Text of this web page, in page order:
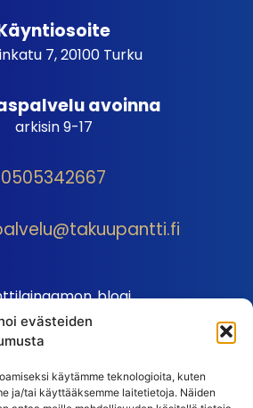
evästeiden
käytämme teknologioita, kuten
ja/tai käyttääksemme laitetietoja. Näiden
7, 20100 Turku
avoinna
arkisin 9-17
0505342667
blogi
Sopimusehdot
sopimusehdot